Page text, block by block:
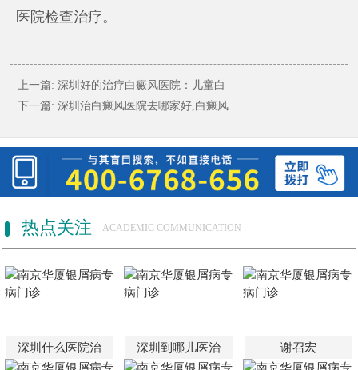
医院检查治疗。
上一篇: 深圳好的治疗白癜风医院：儿童白
下一篇: 深圳治白癜风医院去哪家好,白癜风
热点关注 ACADEMIC COMMUNICATION
深圳什么医院治 深圳到哪儿医治 谢召宏